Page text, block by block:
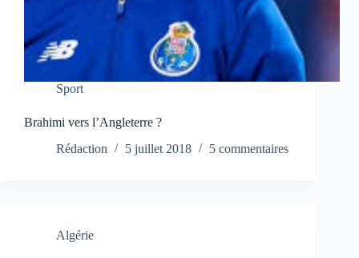
Sport
Brahimi vers l’Angleterre ?
Rédaction
5 juillet 2018 5 commentaires
Algérie